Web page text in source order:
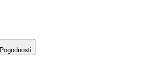
Pogodnosti